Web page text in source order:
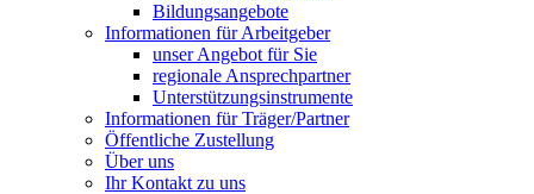
Bildungsangebote
Informationen für Arbeitgeber
unser Angebot für Sie
regionale Ansprechpartner
Unterstützungs­instrumente
Informationen für Träger/Partner
Öffentliche Zustellung
Über uns
Ihr Kontakt zu uns